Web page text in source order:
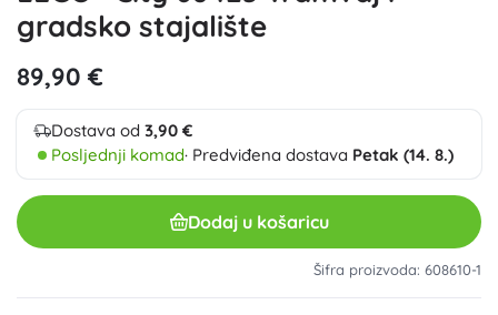
gradsko stajalište
89,90 €
Dostava od 3,90 €
Posljednji komad· Predviđena dostava Petak (14. 8.)
Dodaj u košaricu
Šifra proizvoda: 608610-1